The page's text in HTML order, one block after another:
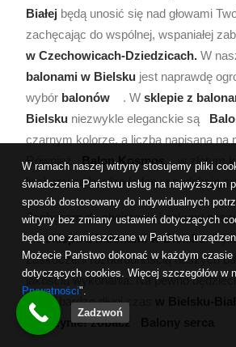
Białej będą unosić się nad głowami
zachęcając do wspólnej, wspaniałej
w Czechowicach-Dziedzicach. W
balonami w Bielsku jest naprawdę
wybór balonów . W sklepie z
Bielsku niezwykle eleganckie są
czarnym kolorze, a liczba napisana na
Również
Balon Kosmos
w złotym
liczbami są bardzo ładne i spodobają
Zachęcam do obejrzenia i zakupu
zesklepu z balonami w Bielsku.
zaskoczeni różnorodnością naszych
jakością wykonania. Na pewno
przez bardzo długi czas
w Bielsku-
Pszczynie!zobacz Balony serca
W ramach naszej witryny stosujemy pliki
świadczenia Państwu usług na najwyższym
sposób dostosowany do indywidualnych
witryny bez zmiany ustawień dotyczących
będą one zamieszczane w Państwa
Możecie Państwo dokonać w każdym
dotyczących cookies. Więcej szczegółów w
Prywatności".
Zadzwoń